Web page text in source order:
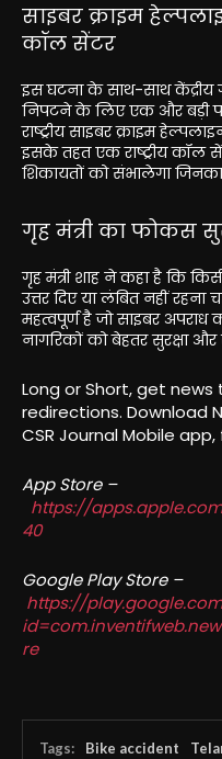
साइबर क्राइम
कॉल सेंटर
इस घटना के साथ-साथ केंद्रीय
निपटने के लिए एक और बड़ी
राष्ट्रीय साइबर क्राइम
इसके तहत एक राष्ट्रीय कॉल
शिकायतों को संभालेगा जिनका
गृह मंत्री का फोकस
गृह मंत्री शाह ने कहा है कि
उत्तर दिए या लंबित नहीं
महत्वपूर्ण है जो साइबर अपराध
नागरिकों को बेहतर सुरक्षा और
Long or Short, get news
redirections. Download
CSR Journal Mobile
App Store –
https://
40
Google Play Store –
https://
re
Tags: Bike accident